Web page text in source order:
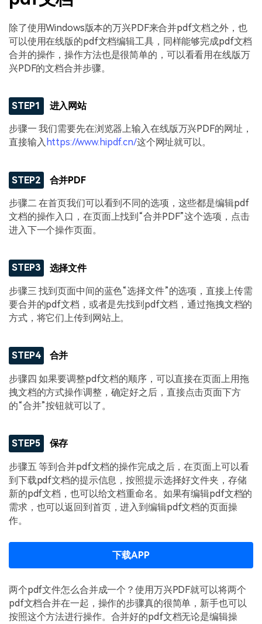
除了使用Windows版本的万兴PDF来合并pdf文档之外，也
可以使用在线版的pdf文档编辑工具，同样能够完成pdf文档
合并的操作，操作方法也是很简单的，可以看看用在线版万
兴PDF的文档合并步骤。
STEP1 进入网站
步骤一 我们需要先在浏览器上输入在线版万兴PDF的网址，
直接输入 https://www.hipdf.cn/这个网址就可以。
STEP2 合并PDF
步骤二 在首页我们可以看到不同的选项，这些都是编辑pdf
文档的操作入口，在页面上找到“合并PDF”这个选项，点击
进入下一个操作页面。
STEP3 选择文件
步骤三 找到页面中间的蓝色“选择文件”的选项，直接上传需
要合并的pdf文档，或者是先找到pdf文档，通过拖拽文档的
方式，将它们上传到网站上。
STEP4 合并
步骤四 如果要调整pdf文档的顺序，可以直接在页面上用拖
拽文档的方式操作调整，确定好之后，直接点击页面下方
的“合并”按钮就可以了。
STEP5 保存
步骤五 等到合并pdf文档的操作完成之后，在页面上可以看
到下载pdf文档的提示信息，按照提示选择好文件夹，存储
新的pdf文档，也可以给文档重命名。如果有编辑pdf文档的
需求，也可以返回到首页，进入到编辑pdf文档的页面操
作。
下载APP
两个pdf文件怎么合并成一个？使用万兴PDF就可以将两个
pdf文档合并在一起，操作的步骤真的很简单，新手也可以
按照这个方法进行操作。合并好的pdf文档无论是编辑操